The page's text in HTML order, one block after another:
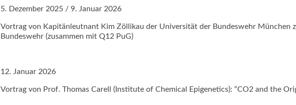
5. Dezember 2025 / 9. Januar 2026
Vortrag von Kapitänleutnant Kim Zöllikau der Universität der Bundeswehr München
Bundeswehr (zusammen mit Q12 PuG)
12. Januar 2026
Vortrag von Prof. Thomas Carell (Institute of Chemical Epigenetics): “CO2 and the